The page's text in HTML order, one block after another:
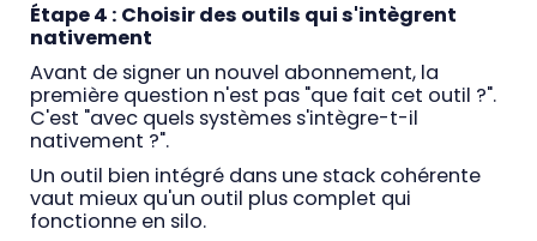
Étape 4 : Choisir des outils qui s'intègrent
nativement
Avant de signer un nouvel abonnement, la
première question n'est pas "que fait cet outil ?".
C'est "avec quels systèmes s'intègre-t-il
nativement ?".
Un outil bien intégré dans une stack cohérente
vaut mieux qu'un outil plus complet qui
fonctionne en silo.